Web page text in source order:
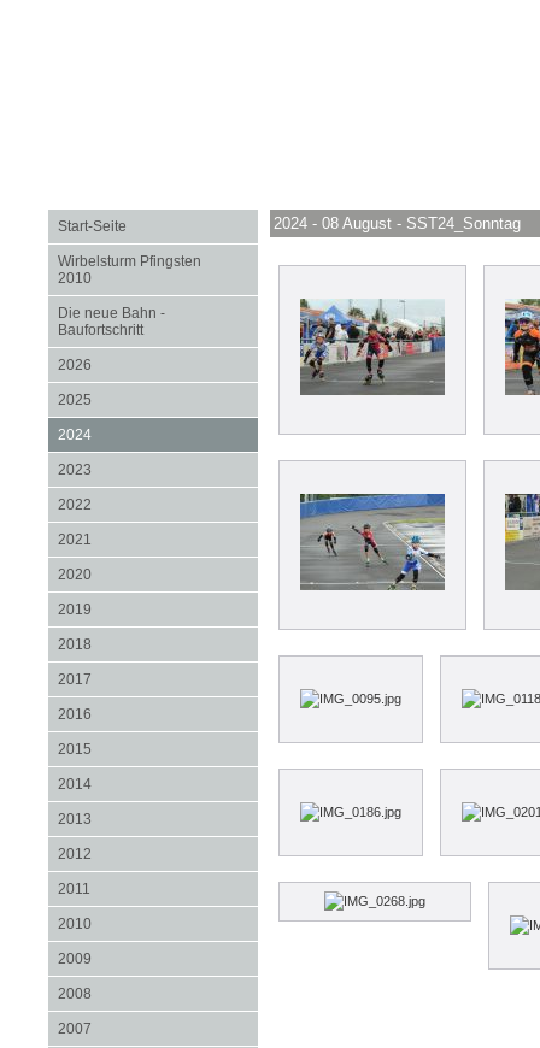
Start-Seite
Wirbelsturm Pfingsten
2010
Die neue Bahn -
Baufortschritt
2026
2025
2024
2023
2022
2021
2020
2019
2018
2017
2016
2015
2014
2013
2012
2011
2010
2009
2008
2007
2024 - 08 August - SST24_Sonntag